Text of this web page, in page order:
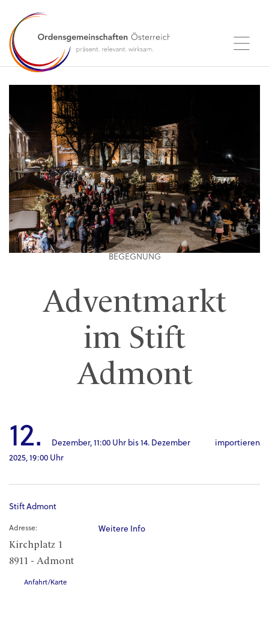
BEGEGNUNG
Adventmarkt
im Stift
Admont
12. Dezember, 11:00 Uhr bis 14. Dezember
2025, 19:00 Uhr
importieren
Stift Admont
Adresse:
Kirchplatz 1
8911 - Admont
Anfahrt/Karte
Weitere Info